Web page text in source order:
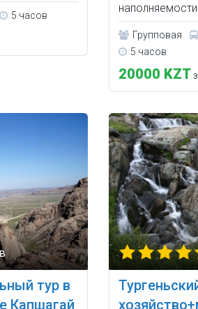
5 часов
наполняемости
Групповая
5 часов
20000 KZT
тур в
Капшагай